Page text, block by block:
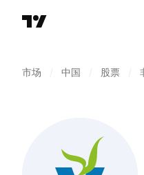
市场 中国 股票